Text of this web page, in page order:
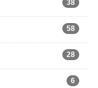
38
58
28
6